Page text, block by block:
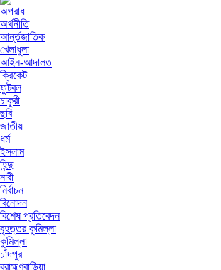
অপরাধ
অর্থনীতি
আর্ন্তজাতিক
খেলাধুলা
আইন-আদালত
ক্রিকেট
ফুটবল
চাকুরী
ছবি
জাতীয়
ধর্ম
ইসলাম
হিন্দু
নারী
নির্বাচন
বিনোদন
বিশেষ প্রতিবেদন
বৃহত্তর কুমিল্লা
কুমিল্লা
চাঁদপুর
ব্রাহ্মণবাড়িয়া